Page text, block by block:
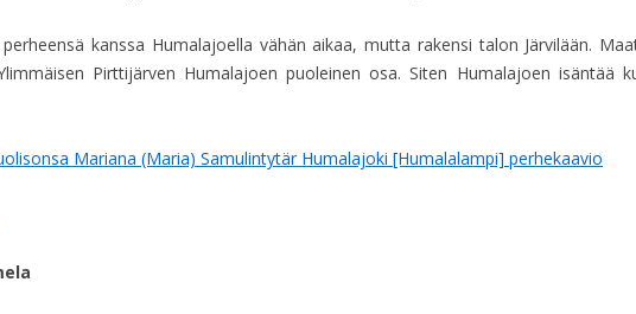
kanssa Humalajoella vähän aikaa, mutta rakensi talon Järvilään.
Pirttijärven Humalajoen puoleinen osa. Siten Humalajoen isäntää
Mariana (Maria) Samulintytär Humalajoki [Humalalampi] perhekaavio